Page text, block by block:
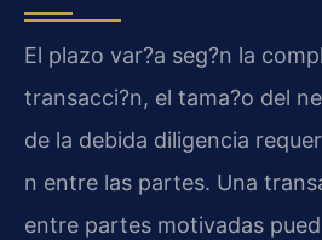
El plazo var?a seg?n la
transacci?n, el tama?o del
de la debida diligencia
n entre las partes. Una
entre partes motivadas